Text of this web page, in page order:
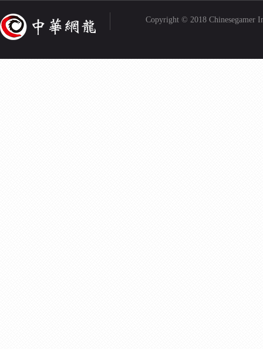
Copyright © 2018 Chinesegamer